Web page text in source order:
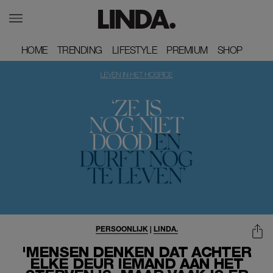
HOME
HOME TRENDING
TRENDING LIFESTYLE
LIFESTYLE PREMIUM
PREMIUM SHOP
SHOP
'MENSEN DENKEN DAT ACHTER
ELKE DEUR IEMAND AAN HET
PERSOONLIJK| LINDA.